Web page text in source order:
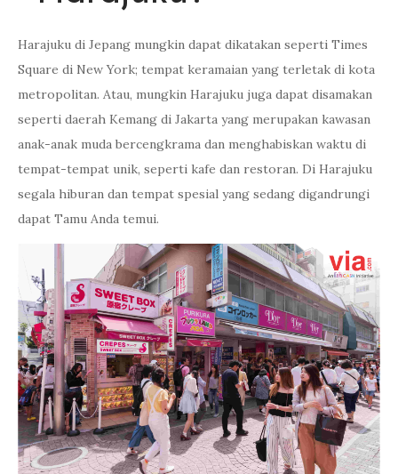
Harajuku di Jepang mungkin dapat dikatakan seperti Times
Square di New York; tempat keramaian yang terletak di kota
metropolitan. Atau, mungkin Harajuku juga dapat disamakan
seperti daerah Kemang di Jakarta yang merupakan kawasan
anak-anak muda bercengkrama dan menghabiskan waktu di
tempat-tempat unik, seperti kafe dan restoran. Di Harajuku
segala hiburan dan tempat spesial yang sedang digandrungi
dapat Tamu Anda temui.